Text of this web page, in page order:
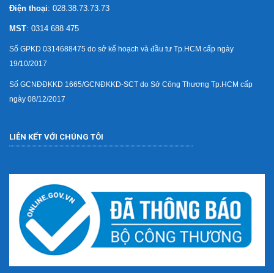
Điện thoại: 028.38.73.73.73
MST: 0314 688 475
Số GPKD 0314688475 do sở kế hoạch và đầu tư Tp.HCM cấp ngày
19/10/2017
Số GCNĐĐKKD 1665/GCNĐKKD-SCT do Sở Công Thương Tp.HCM cấp
ngày 08/12/2017
LIÊN KẾT VỚI CHÚNG TÔI